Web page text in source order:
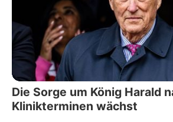
Die Sorge um König Harald
Klinikterminen wächst